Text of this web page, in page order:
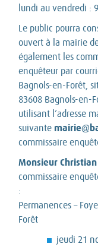
lundi au vendredi :
Le public pourra
ouvert à la mairie
également les
enquêteur par
Bagnols-en-Forêt,
83608 Bagnols-en-
utilisant l’adresse
suivante
commissaire
Monsieur Christian
commissaire
:
Permanences –
Forêt
jeudi 21